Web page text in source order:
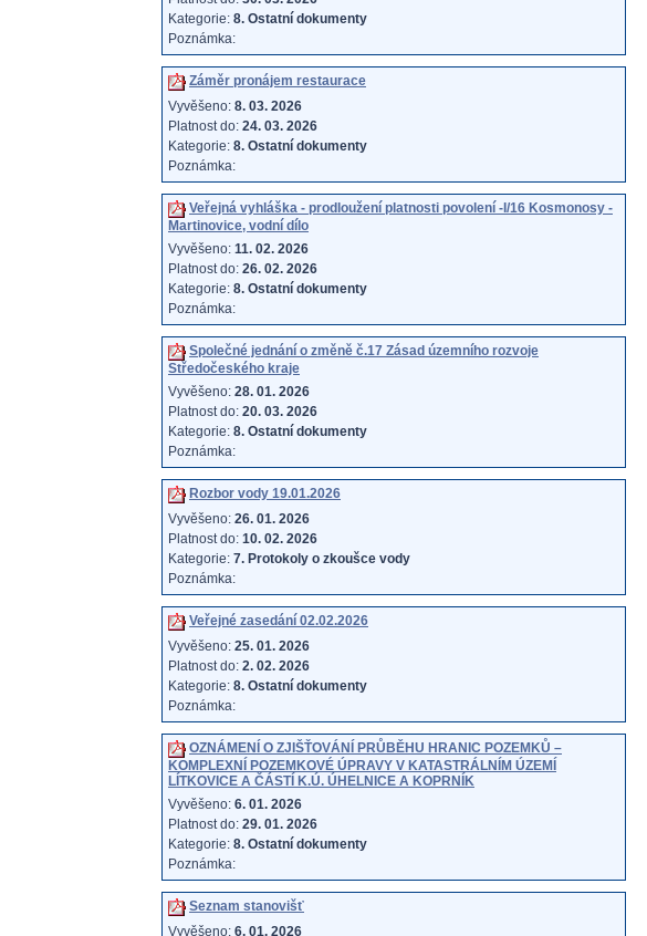
Kategorie: 8. Ostatní dokumenty
Poznámka:
Záměr pronájem restaurace
Vyvěšeno: 8. 03. 2026
Platnost do: 24. 03. 2026
Kategorie: 8. Ostatní dokumenty
Poznámka:
Veřejná vyhláška - prodloužení platnosti povolení -I/16 Kosmonosy -
Martinovice, vodní dílo
Vyvěšeno: 11. 02. 2026
Platnost do: 26. 02. 2026
Kategorie: 8. Ostatní dokumenty
Poznámka:
Společné jednání o změně č.17 Zásad územního rozvoje
Středočeského kraje
Vyvěšeno: 28. 01. 2026
Platnost do: 20. 03. 2026
Kategorie: 8. Ostatní dokumenty
Poznámka:
Rozbor vody 19.01.2026
Vyvěšeno: 26. 01. 2026
Platnost do: 10. 02. 2026
Kategorie: 7. Protokoly o zkoušce vody
Poznámka:
Veřejné zasedání 02.02.2026
Vyvěšeno: 25. 01. 2026
Platnost do: 2. 02. 2026
Kategorie: 8. Ostatní dokumenty
Poznámka:
OZNÁMENÍ O ZJIŠŤOVÁNÍ PRŮBĚHU HRANIC POZEMKŮ –
KOMPLEXNÍ POZEMKOVÉ ÚPRAVY V KATASTRÁLNÍM ÚZEMÍ
LÍTKOVICE A ČÁSTÍ K.Ú. ÚHELNICE A KOPRNÍK
Vyvěšeno: 6. 01. 2026
Platnost do: 29. 01. 2026
Kategorie: 8. Ostatní dokumenty
Poznámka:
Seznam stanovišť
Vyvěšeno: 6. 01. 2026